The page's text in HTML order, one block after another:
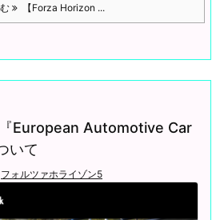
【Forza Horizon ...
European Automotive Car
いて
フォルツァホライゾン5